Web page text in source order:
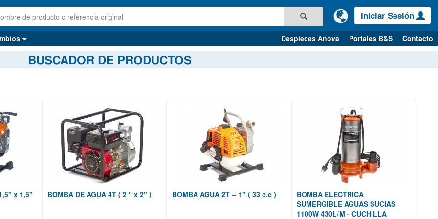
Iniciar Sesión
Despieces Anova Portales B&S Contacto
BUSCADOR DE PRODUCTOS
x 1,5"
BOMBA DE AGUA 4T ( 2 " x 2" ) BOMBA AGUA 2T -- 1" ( 33 c.c )
BOMBA ELECTRICA
SUMERGIBLE AGUAS SUCIAS
1100W 430L/M - CUCHILLA